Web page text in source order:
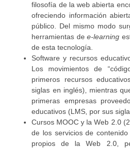
filosofía de la web abierta
ofreciendo información
público. Del mismo modo
herramientas dee-learning
de esta tecnología.
Software y recursos
Los movimientos de
primeros recursos
siglas en inglés), mientras
primeras empresas
educativos (LMS, por sus
Cursos MOOC y la Web 2.0
de los servicios de
propios de la Web 2.0,